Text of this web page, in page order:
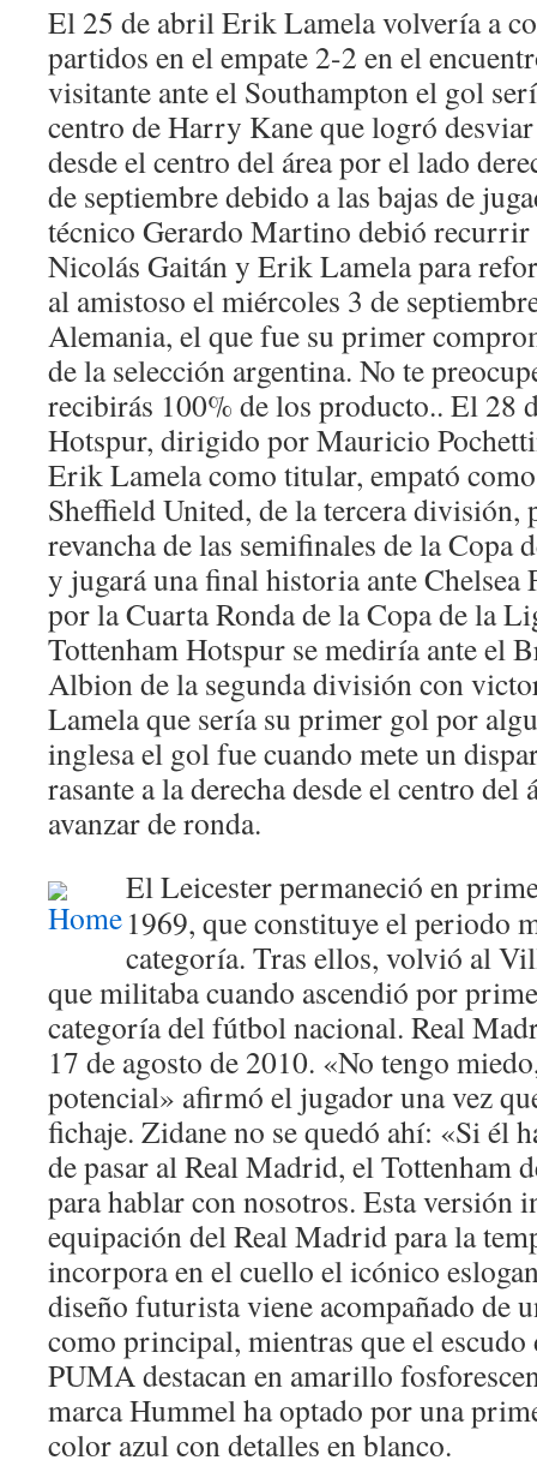
El 25 de abril Erik Lamela volvería a
partidos en el empate 2-2 en el
visitante ante el Southampton el gol
centro de Harry Kane que logró
desde el centro del área por el lado
de septiembre debido a las bajas de
técnico Gerardo Martino debió recurrir
Nicolás Gaitán y Erik Lamela para
al amistoso el miércoles 3 de
Alemania, el que fue su primer
de la selección argentina. No te
recibirás 100% de los producto.. El 28
Hotspur, dirigido por Mauricio
Erik Lamela como titular, empató
Sheffield United, de la tercera división,
revancha de las semifinales de la Copa
y jugará una final historia ante Chelsea
por la Cuarta Ronda de la Copa de la
Tottenham Hotspur se mediría ante el
Albion de la segunda división con
Lamela que sería su primer gol por
inglesa el gol fue cuando mete un
rasante a la derecha desde el centro
avanzar de ronda.
El Leicester permaneció en
1969, que constituye el periodo
categoría. Tras ellos, volvió al
que militaba cuando ascendió por
categoría del fútbol nacional. Real
17 de agosto de 2010. «No tengo
potencial» afirmó el jugador una vez
fichaje. Zidane no se quedó ahí: «Si él
de pasar al Real Madrid, el Tottenham
para hablar con nosotros. Esta versión
equipación del Real Madrid para la
incorpora en el cuello el icónico
diseño futurista viene acompañado de
como principal, mientras que el
PUMA destacan en amarillo
marca Hummel ha optado por una
color azul con detalles en blanco.